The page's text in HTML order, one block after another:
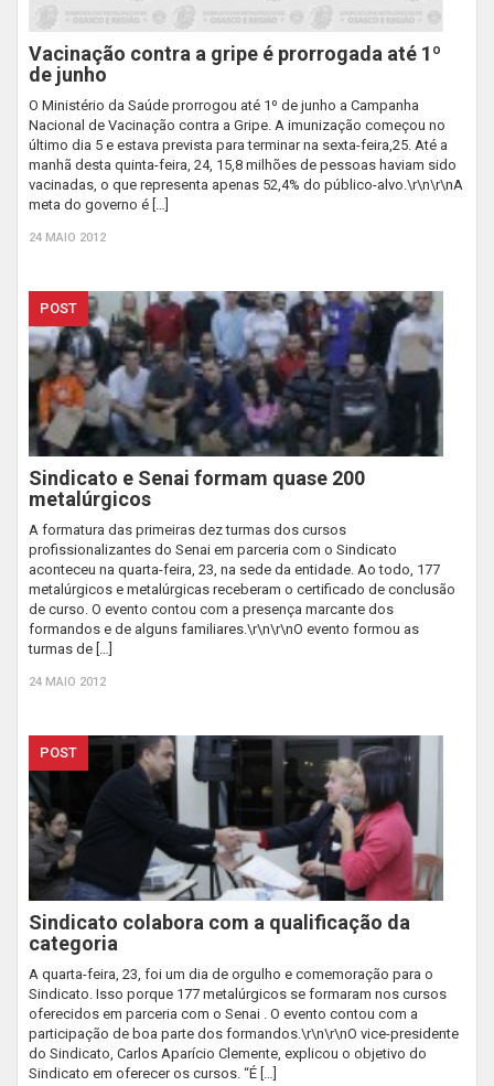
Vacinação contra a gripe é prorrogada até 1º
de junho
O Ministério da Saúde prorrogou até 1º de junho a Campanha
Nacional de Vacinação contra a Gripe. A imunização começou no
último dia 5 e estava prevista para terminar na sexta-feira,25. Até a
manhã desta quinta-feira, 24, 15,8 milhões de pessoas haviam sido
vacinadas, o que representa apenas 52,4% do público-alvo.\r\n\r\nA
meta do governo é […]
24 MAIO 2012
POST
Sindicato e Senai formam quase 200
metalúrgicos
A formatura das primeiras dez turmas dos cursos
profissionalizantes do Senai em parceria com o Sindicato
aconteceu na quarta-feira, 23, na sede da entidade. Ao todo, 177
metalúrgicos e metalúrgicas receberam o certificado de conclusão
de curso. O evento contou com a presença marcante dos
formandos e de alguns familiares.\r\n\r\nO evento formou as
turmas de […]
24 MAIO 2012
POST
Sindicato colabora com a qualificação da
categoria
A quarta-feira, 23, foi um dia de orgulho e comemoração para o
Sindicato. Isso porque 177 metalúrgicos se formaram nos cursos
oferecidos em parceria com o Senai . O evento contou com a
participação de boa parte dos formandos.\r\n\r\nO vice-presidente
do Sindicato, Carlos Aparício Clemente, explicou o objetivo do
Sindicato em oferecer os cursos. “É […]